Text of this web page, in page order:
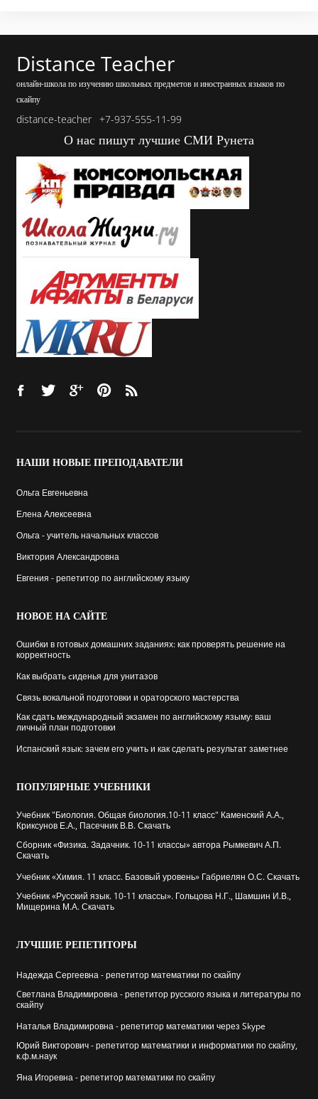
Distance Teacher
онлайн-школа по изучению школьных предметов и иностранных языков по
скайпу
distance-teacher +7-937-555-11-99
О нас пишут лучшие СМИ Рунета
НАШИ НОВЫЕ ПРЕПОДАВАТЕЛИ
Ольга Евгеньевна
Елена Алексеевна
Ольга - учитель начальных классов
Виктория Александровна
Евгения - репетитор по английскому языку
НОВОЕ НА САЙТЕ
Ошибки в готовых домашних заданиях: как проверять решение на
корректность
Как выбрать cиденья для унитазов
Связь вокальной подготовки и ораторского мастерства
Как сдать международный экзамен по английскому языму: ваш
личный план подготовки
Испанский язык: зачем его учить и как сделать результат заметнее
ПОПУЛЯРНЫЕ УЧЕБНИКИ
Учебник "Биология. Общая биология.10-11 класс" Каменский А.А.,
Криксунов Е.А., Пасечник В.В. Скачать
Сборник «Физика. Задачник. 10-11 классы» автора Рымкевич А.П.
Скачать
Учебник «Химия. 11 класс. Базовый уровень» Габриелян О.С. Скачать
Учебник «Русский язык. 10-11 классы». Гольцова Н.Г., Шамшин И.В.,
Мищерина М.А. Скачать
ЛУЧШИЕ РЕПЕТИТОРЫ
Надежда Сергеевна - репетитор математики по скайпу
Cветлана Владимировна - репетитор русского языка и литературы по
скайпу
Наталья Владимировна - репетитор математики через Skype
Юрий Викторович - репетитор математики и информатики по скайпу,
к.ф.м.наук
Яна Игоревна - репетитор математики по скайпу